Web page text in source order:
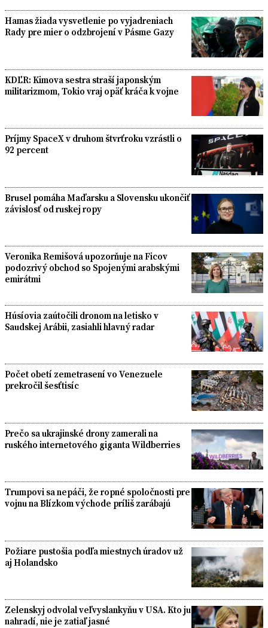
Hamas žiada vysvetlenie po vyjadreniach
Rady pre mier o odzbrojení v Pásme Gazy
KDĽR: Kimova sestra straší japonským
militarizmom, Tokio vraj opäť kráča k vojne
Príjmy SpaceX v druhom štvrťroku vzrástli o
92 percent
Brusel pomáha Maďarsku a Slovensku ukončiť
závislosť od ruskej ropy
Veronika Remišová upozorňuje na Ficov
podozrivý obchod so Spojenými arabskými
emirátmi
Húsíovia zaútočili dronom na letisko v
Saudskej Arábii, zasiahli hlavný radar
Počet obetí zemetrasení vo Venezuele
prekročil šesťtisíc
Prečo sa ukrajinské drony zamerali na
ruského internetového giganta Wildberries
Trumpovi sa nepáči, že ropné spoločnosti pre
vojnu na Blízkom východe príliš zarábajú
Požiare pustošia podľa miestnych úradov už
aj Holandsko
Zelenskyj odvolal veľvyslankyňu v USA. Kto ju
nahradí, nie je zatiaľ jasné